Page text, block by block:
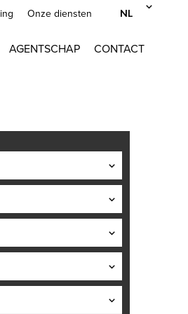
Onze diensten NL
AGENTSCHAP CONTACT